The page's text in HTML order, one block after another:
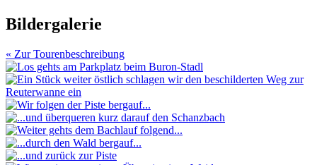
Bildergalerie
« Zur Tourenbeschreibung